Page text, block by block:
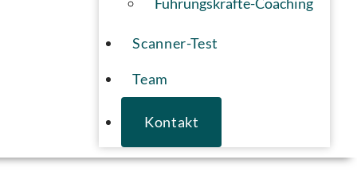
Scanner-Test
Team
Kontakt